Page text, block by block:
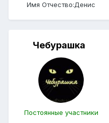
Имя Отчество:Денис
Чебурашка
Постоянные участники